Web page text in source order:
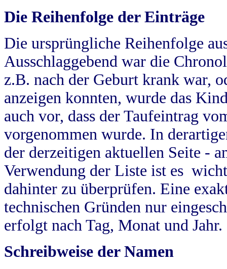
Die Reihenfolge der Einträge
Die ursprüngliche Reihenfolge
Ausschlaggebend war die
z.B. nach der Geburt krank war,
anzeigen konnten, wurde das
auch vor, dass der Taufeintrag
vorgenommen wurde. In
der derzeitigen aktuellen Seite -
Verwendung der Liste ist es
dahinter zu überprüfen. Eine
technischen Gründen nur
erfolgt nach Tag, Monat und Jahr.
Schreibweise der Namen